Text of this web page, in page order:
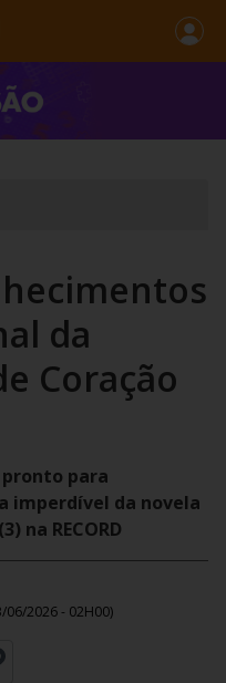
da
Coração
pronto para
imperdível da novela
na RECORD
06/2026 - 02H00)